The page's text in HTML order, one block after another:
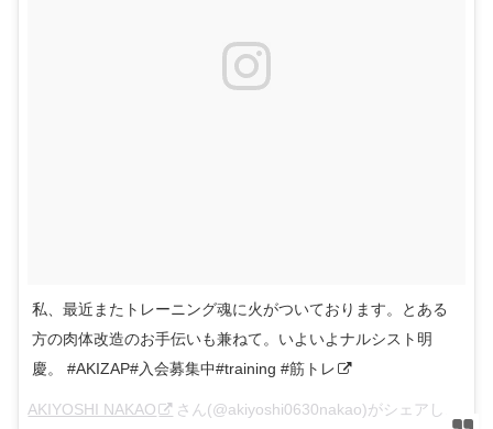
私、最近またトレーニング魂に火がついております。とある
方の肉体改造のお手伝いも兼ねて。いよいよナルシスト明
慶。 #AKIZAP#入会募集中#training #筋トレ
AKIYOSHI NAKAO さん(@akiyoshi0630nakao)がシェアした投稿 –